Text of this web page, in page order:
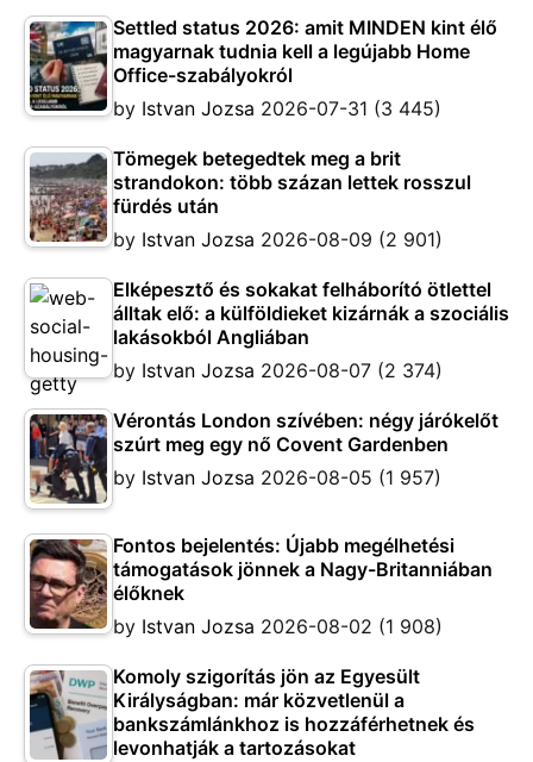
Settled status 2026: amit MINDEN kint élő
magyarnak tudnia kell a legújabb Home
Office-szabályokról
by Istvan Jozsa 2026-07-31 (3 445)
Tömegek betegedtek meg a brit
strandokon: több százan lettek rosszul
fürdés után
by Istvan Jozsa 2026-08-09 (2 901)
Elképesztő és sokakat felháborító ötlettel
álltak elő: a külföldieket kizárnák a szociális
lakásokból Angliában
by Istvan Jozsa 2026-08-07 (2 374)
Vérontás London szívében: négy járókelőt
szúrt meg egy nő Covent Gardenben
by Istvan Jozsa 2026-08-05 (1 957)
Fontos bejelentés: Újabb megélhetési
támogatások jönnek a Nagy-Britanniában
élőknek
by Istvan Jozsa 2026-08-02 (1 908)
Komoly szigorítás jön az Egyesült
Királyságban: már közvetlenül a
bankszámlánkhoz is hozzáférhetnek és
levonhatják a tartozásokat